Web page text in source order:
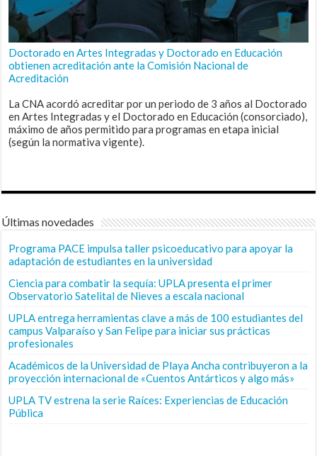
Doctorado en Artes Integradas y Doctorado en Educación
obtienen acreditación ante la Comisión Nacional de
Acreditación
La CNA acordó acreditar por un periodo de 3 años al Doctorado
en Artes Integradas y el Doctorado en Educación (consorciado),
máximo de años permitido para programas en etapa inicial
(según la normativa vigente).
Últimas novedades
Programa PACE impulsa taller psicoeducativo para apoyar la
adaptación de estudiantes en la universidad
Ciencia para combatir la sequía: UPLA presenta el primer
Observatorio Satelital de Nieves a escala nacional
UPLA entrega herramientas clave a más de 100 estudiantes del
campus Valparaíso y San Felipe para iniciar sus prácticas
profesionales
Académicos de la Universidad de Playa Ancha contribuyeron a la
proyección internacional de «Cuentos Antárticos y algo más»
UPLA TV estrena la serie Raíces: Experiencias de Educación
Pública